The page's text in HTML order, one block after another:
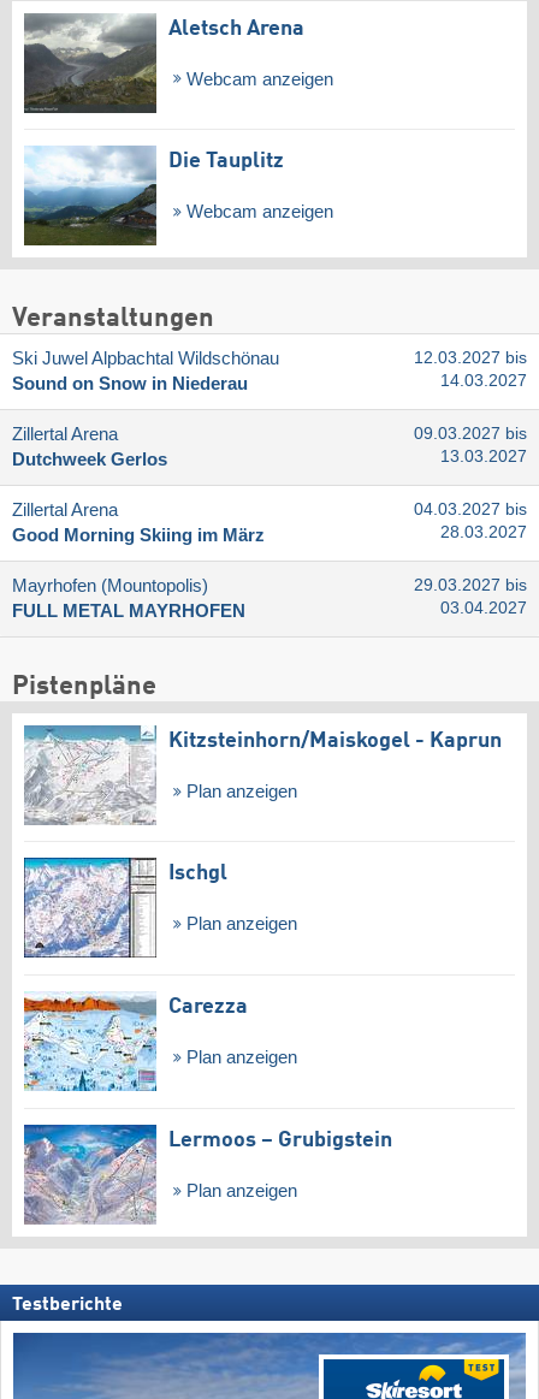
Aletsch Arena
Webcam anzeigen
Die Tauplitz
Webcam anzeigen
Veranstaltungen
Ski Juwel Alpbachtal Wildschönau
Sound on Snow in Niederau
12.03.2027 bis
14.03.2027
Zillertal Arena
Dutchweek Gerlos
09.03.2027 bis
13.03.2027
Zillertal Arena
Good Morning Skiing im März
04.03.2027 bis
28.03.2027
Mayrhofen (Mountopolis)
FULL METAL MAYRHOFEN
29.03.2027 bis
03.04.2027
Pistenpläne
Kitzsteinhorn/​Maiskogel - Kaprun
Plan anzeigen
Ischgl
Plan anzeigen
Carezza
Plan anzeigen
Lermoos – Grubigstein
Plan anzeigen
Testberichte